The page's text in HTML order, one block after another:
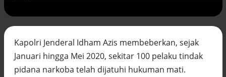
Kapolri Jenderal Idham Azis membeberkan, sejak
Januari hingga Mei 2020, sekitar 100 pelaku tindak
pidana narkoba telah dijatuhi hukuman mati.
terhadap PMI di Malaysia
Alinea.id - Peristiwa
DPR minta penerbitan sertifikat pagar
laut diproses hukum
Alinea.id - Peristiwa